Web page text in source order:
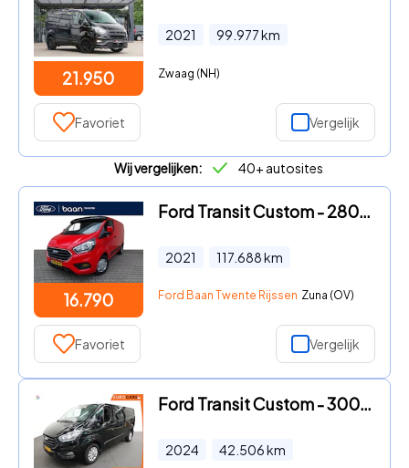
21.950
2021 99.977km
Zwaag (NH)
Favoriet Vergelijk
Wij vergelijken: 40+ autosites
16.790
Ford Transit Custom - 280 L1H1 2.0 TDCI 105pk Trend | Race Red | Trekhaak | Bijrij
2021 117.688km
Ford Baan Twente Rijssen Zuna (OV)
Favoriet Vergelijk
Ford Transit Custom - 300 2.0 TDCI L2H1 Trend Automaat Airco Navigatie Cruisecontr
2024 42.506km